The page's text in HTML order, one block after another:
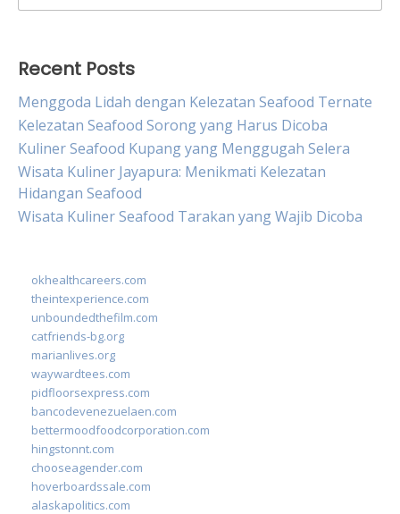
for:
Recent Posts
Menggoda Lidah dengan Kelezatan Seafood Ternate
Kelezatan Seafood Sorong yang Harus Dicoba
Kuliner Seafood Kupang yang Menggugah Selera
Wisata Kuliner Jayapura: Menikmati Kelezatan
Hidangan Seafood
Wisata Kuliner Seafood Tarakan yang Wajib Dicoba
okhealthcareers.com
theintexperience.com
unboundedthefilm.com
catfriends-bg.org
marianlives.org
waywardtees.com
pidfloorsexpress.com
bancodevenezuelaen.com
bettermoodfoodcorporation.com
hingstonnt.com
chooseagender.com
hoverboardssale.com
alaskapolitics.com